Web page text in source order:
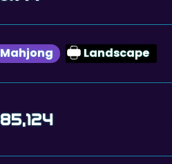
Mahjong Landscape